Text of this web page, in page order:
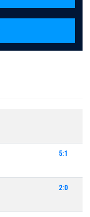
5:1
2:0